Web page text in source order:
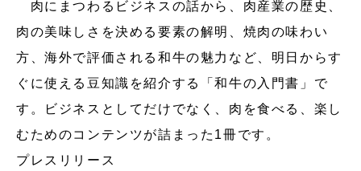
肉にまつわるビジネスの話から、肉産業の歴史、
肉の美味しさを決める要素の解明、焼肉の味わい
方、海外で評価される和牛の魅力など、明日からす
ぐに使える豆知識を紹介する「和牛の入門書」で
す。ビジネスとしてだけでなく、肉を食べる、楽し
むためのコンテンツが詰まった1冊です。
プレスリリース